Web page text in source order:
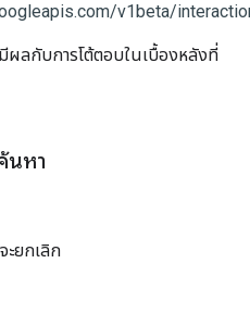
v1beta/
ผลกับการโต้ตอบในเบื้องหลังที่
นหา
ะยกเลิก